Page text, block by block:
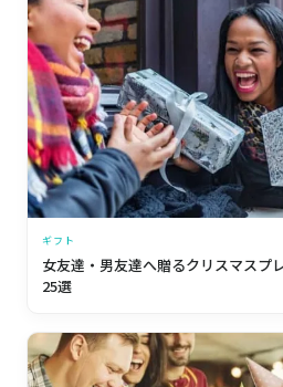
ギフト
女友達・男友達へ贈るクリスマスプ
25選